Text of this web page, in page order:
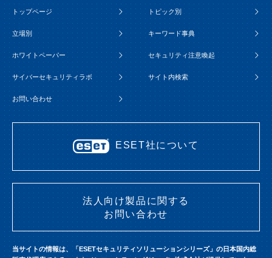
トップページ トピック別
立場別 キーワード事典
ホワイトペーパー セキュリティ注意喚起
サイバーセキュリティラボ サイト内検索
お問い合わせ
ESET社について
法人向け製品に関する
お問い合わせ
当サイトの情報は、「ESETセキュリティソリューションシリーズ」の日本国内総